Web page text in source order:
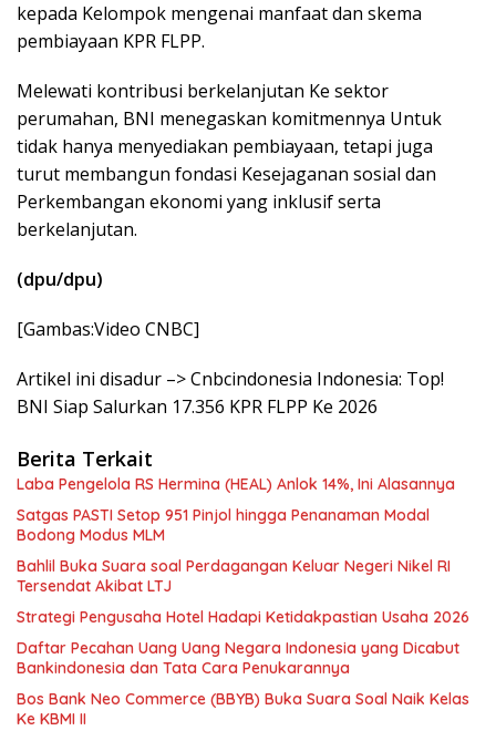
kepada Kelompok mengenai manfaat dan skema
pembiayaan KPR FLPP.
Melewati kontribusi berkelanjutan Ke sektor
perumahan, BNI menegaskan komitmennya Untuk
tidak hanya menyediakan pembiayaan, tetapi juga
turut membangun fondasi Kesejaganan sosial dan
Perkembangan ekonomi yang inklusif serta
berkelanjutan.
(dpu/dpu)
[Gambas:Video CNBC]
Artikel ini disadur –> Cnbcindonesia Indonesia: Top!
BNI Siap Salurkan 17.356 KPR FLPP Ke 2026
Berita Terkait
Laba Pengelola RS Hermina (HEAL) Anlok 14%, Ini Alasannya
Satgas PASTI Setop 951 Pinjol hingga Penanaman Modal
Bodong Modus MLM
Bahlil Buka Suara soal Perdagangan Keluar Negeri Nikel RI
Tersendat Akibat LTJ
Strategi Pengusaha Hotel Hadapi Ketidakpastian Usaha 2026
Daftar Pecahan Uang Uang Negara Indonesia yang Dicabut
Bankindonesia dan Tata Cara Penukarannya
Bos Bank Neo Commerce (BBYB) Buka Suara Soal Naik Kelas
Ke KBMI II